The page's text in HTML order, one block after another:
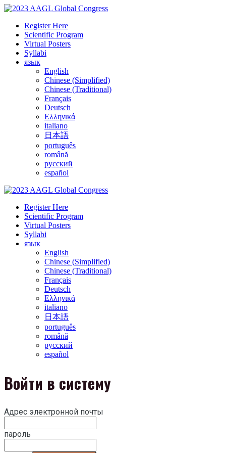
Register Here
Scientific Program
Virtual Posters
Syllabi
язык
English
Chinese (Simplified)
Chinese (Traditional)
Français
Deutsch
Ελληνικά
italiano
日本語
português
română
русский
español
Register Here
Scientific Program
Virtual Posters
Syllabi
язык
English
Chinese (Simplified)
Chinese (Traditional)
Français
Deutsch
Ελληνικά
italiano
日本語
português
română
русский
español
Войти в систему
Адрес электронной почты
пароль